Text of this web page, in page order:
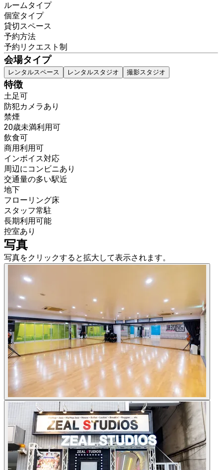
ルームタイプ
個室タイプ
貸切スペース
予約方法
予約リクエスト制
会場タイプ
レンタルスペース レンタルスタジオ 撮影スタジオ
特徴
土足可
防犯カメラあり
禁煙
20歳未満利用可
飲食可
商用利用可
インボイス対応
周辺にコンビニあり
交通量の多い駅近
地下
フローリング床
スタッフ常駐
長期利用可能
控室あり
写真
写真をクリックすると拡大して表示されます。